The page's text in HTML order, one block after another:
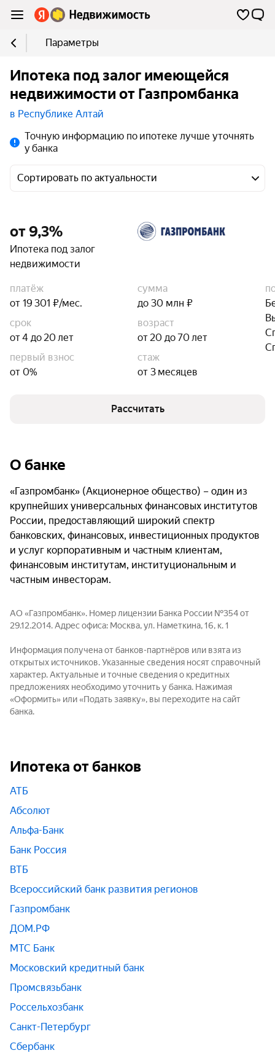
Параметры
Ипотека под залог имеющейся
недвижимости от Газпромбанка
в Республике Алтай
Точную информацию по ипотеке лучше уточнять
у банка
Сортировать по актуальности
от 9,3%
Ипотека под залог
недвижимости
платёж
от 19 301 ₽/мес.
сумма
до 30 млн ₽
срок
от 4 до 20 лет
возраст
от 20 до 70 лет
первый взнос
от 0%
стаж
от 3 месяцев
Рассчитать
О банке
«Газпромбанк» (Акционерное общество) – один из
крупнейших универсальных финансовых институтов
России, предоставляющий широкий спектр
банковских, финансовых, инвестиционных продуктов
и услуг корпоративным и частным клиентам,
финансовым институтам, институциональным и
частным инвесторам.
АО «Газпромбанк». Номер лицензии Банка России №354 от
29.12.2014. Адрес офиса: Москва, ул. Наметкина, 16, к. 1
Информация получена от банков-партнёров или взята из
открытых источников. Указанные сведения носят справочный
характер. Актуальные и точные сведения о кредитных
предложениях необходимо уточнить у банка. Нажимая
«Оформить» или «Подать заявку», вы переходите на сайт
банка.
Ипотека от банков
АТБ
Абсолют
Альфа-Банк
Банк Россия
ВТБ
Всероссийский банк развития регионов
Газпромбанк
ДОМ.РФ
МТС Банк
Московский кредитный банк
Промсвязьбанк
Россельхозбанк
Санкт-Петербург
Сбербанк